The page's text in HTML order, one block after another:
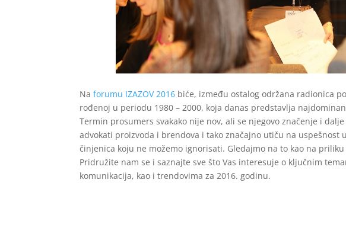
Naforumu IZAZOV 2016 biće, između ostalog održana radionica
rođenoj u periodu 1980 – 2000, koja danas predstavlja
Termin prosumers svakako nije nov, ali se njegovo značenje i
advokati proizvoda i brendova i tako značajno utiču na uspešnost
činjenica koju ne možemo ignorisati. Gledajmo na to kao na priliku
Pridružite nam se i saznajte sve što Vas interesuje o ključnim
komunikacija, kao i trendovima za 2016. godinu.